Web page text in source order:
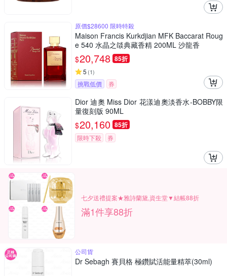
原價$28600 限時特殺
Maison Francis Kurkdjian MFK Baccarat Roug
e 540 水晶之燄典藏香精 200ML 沙龍香
$20,748 85折
5 (1)
挑戰低價 券
Dior 迪奧 Miss Dior 花漾迪奧淡香水-BOBBY限
量復刻版 90ML
$20,160 85折
限時下殺 券
七夕送禮提案★雅詩蘭黛,資生堂▼結帳88折
滿1件享88折
公司貨
Dr Sebagh 賽貝格 極鑽賦活能量精萃(30ml)